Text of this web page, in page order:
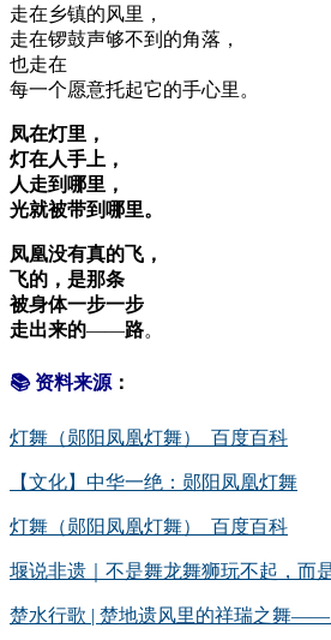
走在乡镇的风里，
走在锣鼓声够不到的角落，
也走在
每一个愿意托起它的手心里。
凤在灯里，
灯在人手上，
人走到哪里，
光就被带到哪里。
凤凰没有真的飞，
飞的，是那条
被身体一步一步
走出来的——路。
📚 资料来源 ：
灯舞（郧阳凤凰灯舞）_百度百科
【文化】中华一绝：郧阳凤凰灯舞
灯舞（郧阳凤凰灯舞）_百度百科
堰说非遗｜不是舞龙舞狮玩不起，而
楚水行歌 | 楚地遗风里的祥瑞之舞